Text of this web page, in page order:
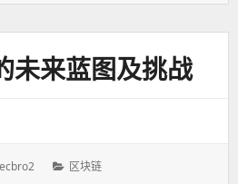
未来蓝图及挑战
分
区块链